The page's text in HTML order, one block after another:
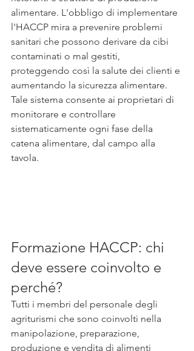
alimentare. L'obbligo di implementare
l'HACCP mira a prevenire problemi
sanitari che possono derivare da cibi
contaminati o mal gestiti,
proteggendo così la salute dei clienti e
aumentando la sicurezza alimentare.
Tale sistema consente ai proprietari di
monitorare e controllare
sistematicamente ogni fase della
catena alimentare, dal campo alla
tavola.
Formazione HACCP: chi
deve essere coinvolto e
perché?
Tutti i membri del personale degli
agriturismi che sono coinvolti nella
manipolazione, preparazione,
produzione e vendita di alimenti